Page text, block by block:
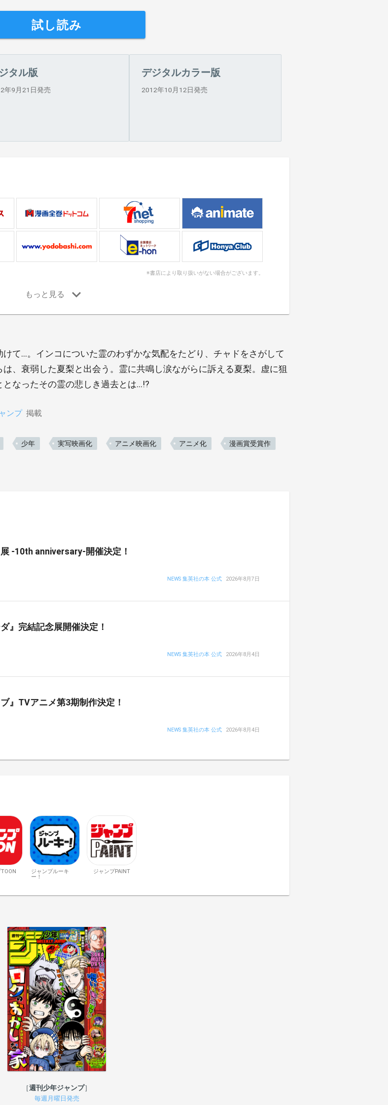
試し読み
タル版
年9月21日発売
デジタルカラー版
2012年10月12日発売
※書店により取り扱いがない場合がございます。
けて…。インコについた霊のわずかな気配をたどり、チャドをさがして
は、衰弱した夏梨と出会う。霊に共鳴し涙ながらに訴える夏梨。虚に狙
となったその霊の悲しき過去とは…!?
ンプ 掲載
少年 実写映画化 アニメ映画化 アニメ化 漫画賞受賞作
-10th anniversary-開催決定！
NEWS 集英社の本 公式 2026年8月7日
』完結記念展開催決定！
NEWS 集英社の本 公式 2026年8月4日
』TVアニメ第3期制作決定！
NEWS 集英社の本 公式 2026年8月4日
ジャンプルーキ
ー！
ジャンプPAINT
週刊少年ジャンプ
毎週月曜日発売